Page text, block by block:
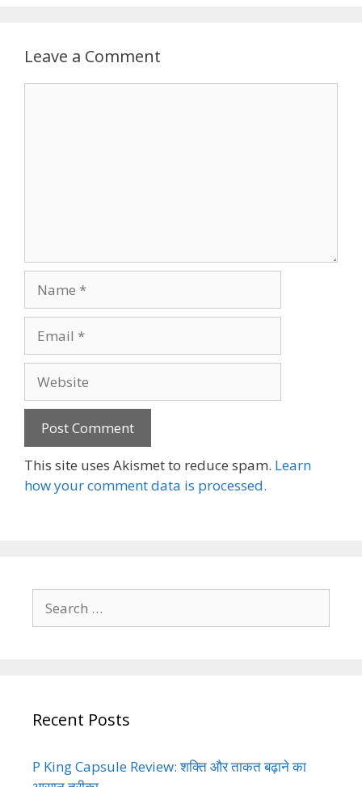
Leave a Comment
This site uses Akismet to reduce spam. Learn
how your comment data is processed.
for:
Recent Posts
P King Capsule Review: शक्ति और ताकत बढ़ाने का